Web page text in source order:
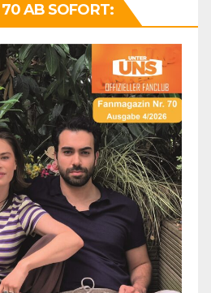
AB SOFORT: